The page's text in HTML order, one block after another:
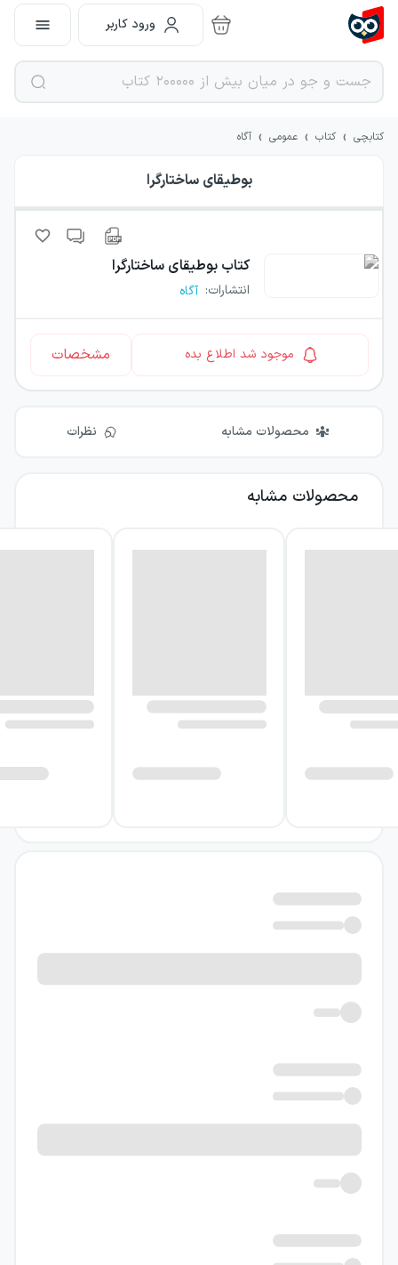
ورود کاربر
کتابچی › کتاب › عمومی › آگاه
بوطیقای ساختارگرا
کتاب بوطیقای ساختارگرا
انتشارات: آگاه
موجود شد اطلاع بده مشخصات
محصولات مشابه نظرات
محصولات مشابه